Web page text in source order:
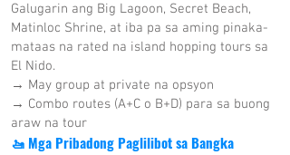
Galugarin ang Big Lagoon, Secret Beach,
Matinloc Shrine, at iba pa sa aming pinaka-
mataas na rated na island hopping tours sa
El Nido.
→ May group at private na opsyon
→ Combo routes (A+C o B+D) para sa buong
araw na tour
🚤 Mga Pribadong Paglilibot sa Bangka